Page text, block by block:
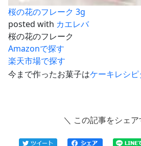
桜の花のフレーク 3g
posted with カエレバ
桜の花のフレーク
Amazonで探す
楽天市場で探す
今まで作ったお菓子はケーキレシ
＼ この記事をシェア